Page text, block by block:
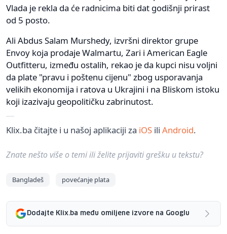
Vlada je rekla da će radnicima biti dat godišnji prirast
od 5 posto.
Ali Abdus Salam Murshedy, izvršni direktor grupe
Envoy koja prodaje Walmartu, Zari i American Eagle
Outfitteru, između ostalih, rekao je da kupci nisu voljni
da plate "pravu i poštenu cijenu" zbog usporavanja
velikih ekonomija i ratova u Ukrajini i na Bliskom istoku
koji izazivaju geopolitičku zabrinutost.
Klix.ba čitajte i u našoj aplikaciji za iOS ili Android.
Znate nešto više o temi ili želite prijaviti grešku u tekstu?
Bangladeš povećanje plata
Dodajte Klix.ba među omiljene izvore na Googlu